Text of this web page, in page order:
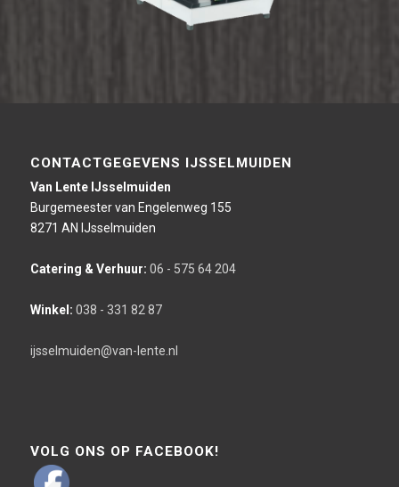
CONTACTGEGEVENS IJSSELMUIDEN
Van Lente IJsselmuiden
Burgemeester van Engelenweg 155
8271 AN IJsselmuiden
Catering & Verhuur: 06 - 575 64 204
Winkel: 038 - 331 82 87
ijsselmuiden@van-lente.nl
VOLG ONS OP FACEBOOK!